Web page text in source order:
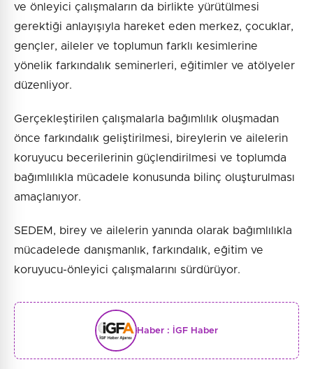
ve önleyici çalışmaların da birlikte yürütülmesi
gerektiği anlayışıyla hareket eden merkez, çocuklar,
gençler, aileler ve toplumun farklı kesimlerine
yönelik farkındalık seminerleri, eğitimler ve atölyeler
düzenliyor.
Gerçekleştirilen çalışmalarla bağımlılık oluşmadan
önce farkındalık geliştirilmesi, bireylerin ve ailelerin
koruyucu becerilerinin güçlendirilmesi ve toplumda
bağımlılıkla mücadele konusunda bilinç oluşturulması
amaçlanıyor.
SEDEM, birey ve ailelerin yanında olarak bağımlılıkla
mücadelede danışmanlık, farkındalık, eğitim ve
koruyucu-önleyici çalışmalarını sürdürüyor.
Haber : İGF Haber